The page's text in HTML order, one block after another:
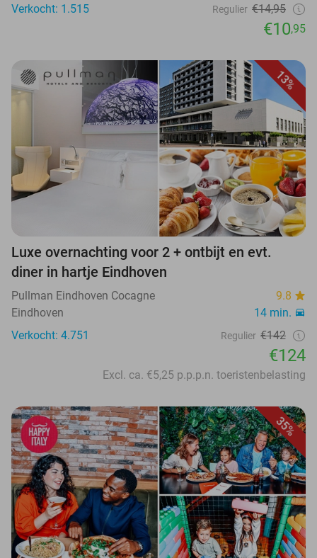
Verkocht: 1.515
Regulier €14,95
€10,95
13%
Luxe overnachting voor 2 + ontbijt en evt.
diner in hartje Eindhoven
Pullman Eindhoven Cocagne
9.8
Eindhoven
14 min.
Verkocht: 4.751
Regulier €142
€124
Excl. ca. €5,25 p.p.p.n. toeristenbelasting
35%